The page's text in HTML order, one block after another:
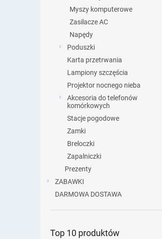
Myszy komputerowe
Zasilacze AC
Napędy
Poduszki
Karta przetrwania
Lampiony szczęścia
Projektor nocnego nieba
Akcesoria do telefonów
komórkowych
Stacje pogodowe
Zamki
Breloczki
Zapalniczki
Prezenty
ZABAWKI
DARMOWA DOSTAWA
Top 10 produktów